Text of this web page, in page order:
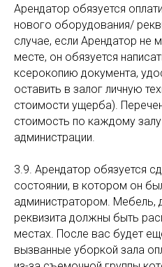
Арендатор обязуется
нового оборудования/
случае, если Арендатор не
месте, он обязуется
ксерокопию документа,
оставить в залог личную
стоимости ущерба).
стоимость по каждому залу
администрации.
3.9. Арендатор обязуется
состоянии, в котором он
администратором. Мебель,
реквизита должны быть
местах. После вас будет
вызванные уборкой зала